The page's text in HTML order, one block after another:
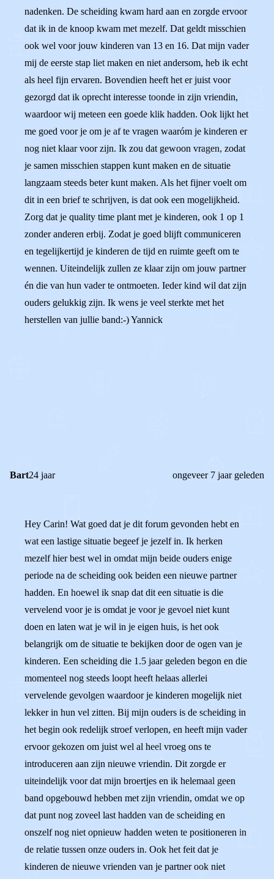
nadenken. De scheiding kwam hard aan en zorgde ervoor
dat ik in de knoop kwam met mezelf. Dat geldt misschien
ook wel voor jouw kinderen van 13 en 16. Dat mijn vader
mij de eerste stap liet maken en niet andersom, heb ik echt
als heel fijn ervaren. Bovendien heeft het er juist voor
gezorgd dat ik oprecht interesse toonde in zijn vriendin,
waardoor wij meteen een goede klik hadden. Ook lijkt het
me goed voor je om je af te vragen waaróm je kinderen er
nog niet klaar voor zijn. Ik zou dat gewoon vragen, zodat
je samen misschien stappen kunt maken en de situatie
langzaam steeds beter kunt maken. Als het fijner voelt om
dit in een brief te schrijven, is dat ook een mogelijkheid.
Zorg dat je quality time plant met je kinderen, ook 1 op 1
zonder anderen erbij. Zodat je goed blijft communiceren
en tegelijkertijd je kinderen de tijd en ruimte geeft om te
wennen. Uiteindelijk zullen ze klaar zijn om jouw partner
én die van hun vader te ontmoeten. Ieder kind wil dat zijn
ouders gelukkig zijn. Ik wens je veel sterkte met het
herstellen van jullie band:-) Yannick
Bart24 jaar ongeveer 7 jaar geleden
Hey Carin! Wat goed dat je dit forum gevonden hebt en
wat een lastige situatie begeef je jezelf in. Ik herken
mezelf hier best wel in omdat mijn beide ouders enige
periode na de scheiding ook beiden een nieuwe partner
hadden. En hoewel ik snap dat dit een situatie is die
vervelend voor je is omdat je voor je gevoel niet kunt
doen en laten wat je wil in je eigen huis, is het ook
belangrijk om de situatie te bekijken door de ogen van je
kinderen. Een scheiding die 1.5 jaar geleden begon en die
momenteel nog steeds loopt heeft helaas allerlei
vervelende gevolgen waardoor je kinderen mogelijk niet
lekker in hun vel zitten. Bij mijn ouders is de scheiding in
het begin ook redelijk stroef verlopen, en heeft mijn vader
ervoor gekozen om juist wel al heel vroeg ons te
introduceren aan zijn nieuwe vriendin. Dit zorgde er
uiteindelijk voor dat mijn broertjes en ik helemaal geen
band opgebouwd hebben met zijn vriendin, omdat we op
dat punt nog zoveel last hadden van de scheiding en
onszelf nog niet opnieuw hadden weten te positioneren in
de relatie tussen onze ouders in. Ook het feit dat je
kinderen de nieuwe vrienden van je partner ook niet